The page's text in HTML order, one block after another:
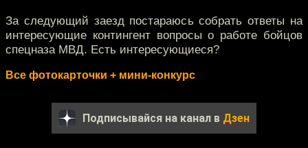
За следующий заезд постараюсь собрать ответы на
интересующие контингент вопросы о работе бойцов
спецназа МВД. Есть интересующиеся?
Все фотокарточки + мини-конкурс
Подписывайся на канал в Дзен